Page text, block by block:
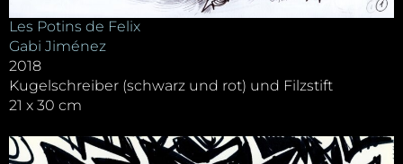
Les Potins de Felix
Gabi Jiménez
2018
Kugelschreiber (schwarz und rot) und Filzstift
21 x 30 cm